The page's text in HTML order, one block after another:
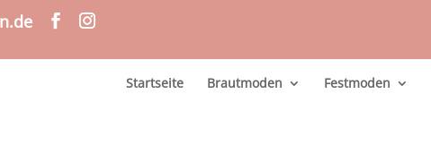
Startseite Brautmoden Festmoden